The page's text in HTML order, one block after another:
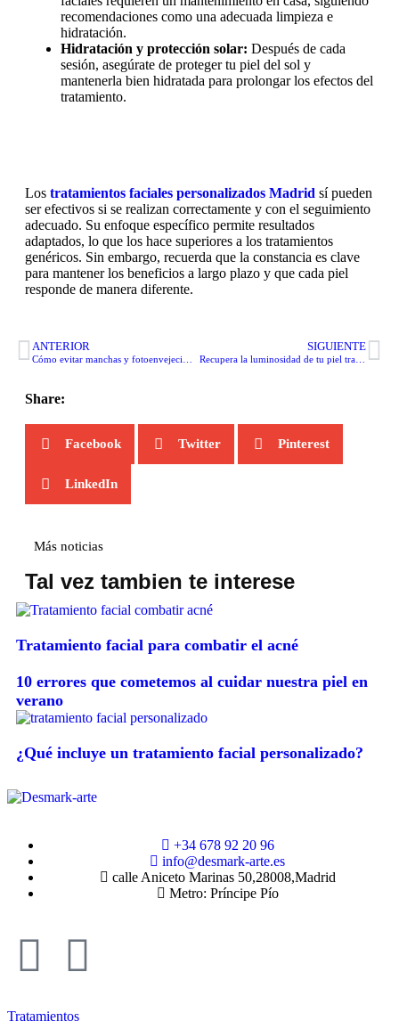
recomendaciones como una adecuada limpieza e
hidratación.
Hidratación y protección solar: Después de cada
sesión, asegúrate de proteger tu piel del sol y
mantenerla bien hidratada para prolongar los efectos del
tratamiento.
Los tratamientos faciales personalizados Madrid sí pueden
ser efectivos si se realizan correctamente y con el seguimiento
adecuado. Su enfoque específico permite resultados
adaptados, lo que los hace superiores a los tratamientos
genéricos. Sin embargo, recuerda que la constancia es clave
para mantener los beneficios a largo plazo y que cada piel
responde de manera diferente.
ANTERIOR SIGUIENTE
Recupera la luminosidad de tu piel tras la exposición al sol
Share:
Facebook Twitter Pinterest
LinkedIn
Más noticias
Tal vez tambien te interese
Tratamiento facial para combatir el acné
10 errores que cometemos al cuidar nuestra piel en
verano
¿Qué incluye un tratamiento facial personalizado?
+34 678 92 20 96
info@desmark-arte.es
calle Aniceto Marinas 50,28008,Madrid
Metro: Príncipe Pío
Tratamientos